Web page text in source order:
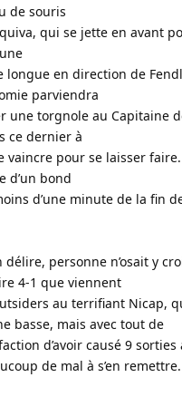
de souris
qui se jette en avant
longue en direction de
parviendra
une torgnole au Capitaine
ce dernier à
vaincre pour se laisser
d’un bond
d’une minute de la fin
délire, personne n’osait y
4-1 que viennent
au terrifiant Nicap,
basse, mais avec tout de
d’avoir causé 9
de mal à s’en remettre.